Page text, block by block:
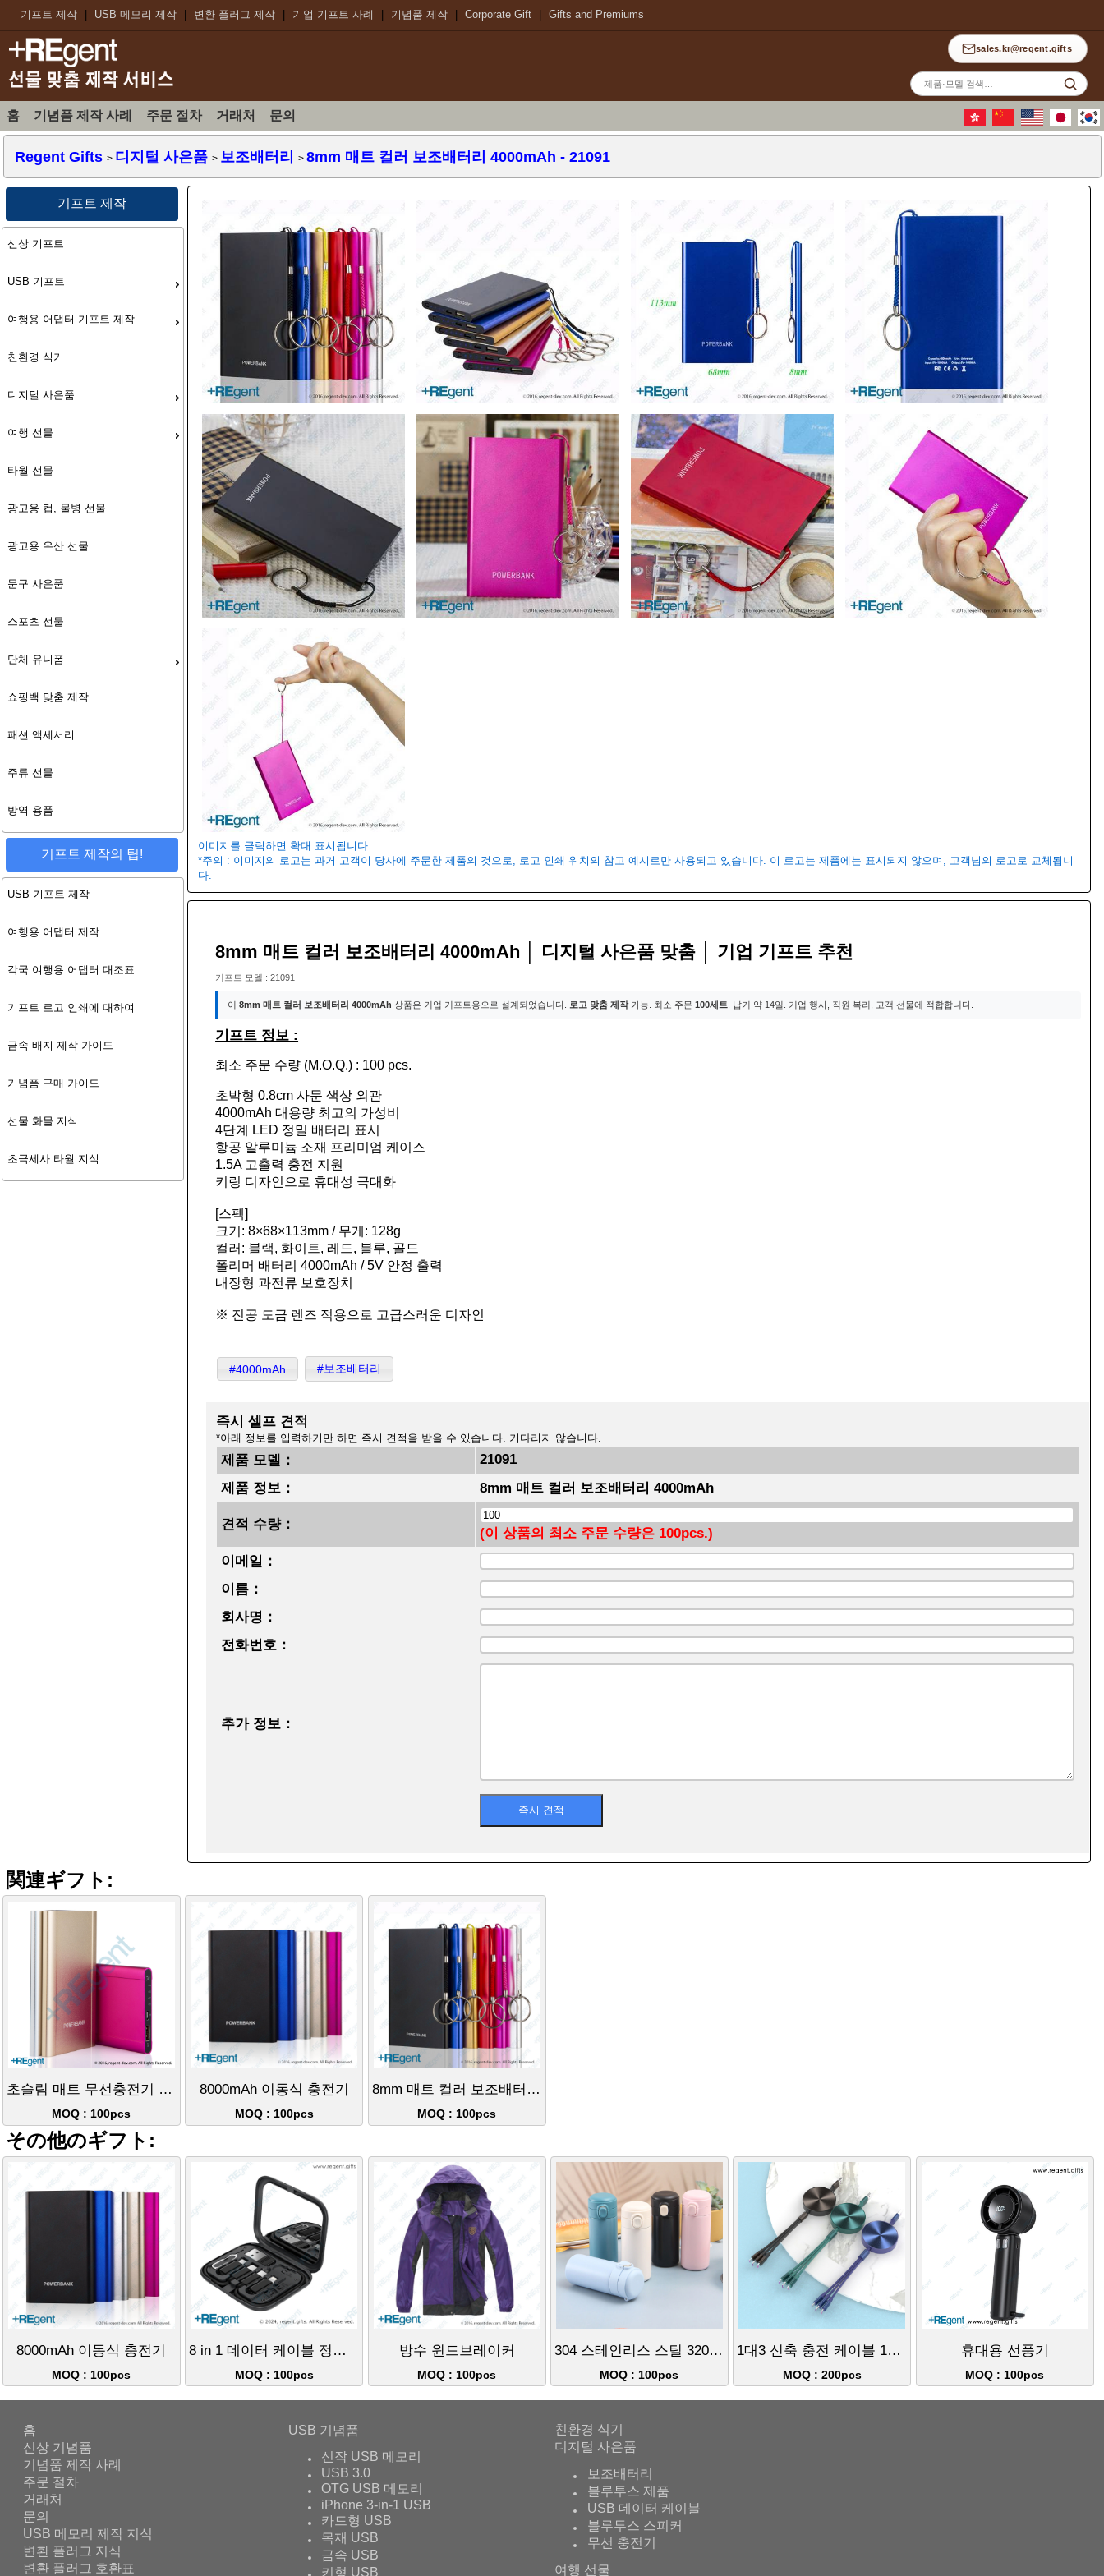
기프트 제작 USB 메모리 제작 변환 플러그 제작 기업 기프트 사례 기념품 제작 Corporate Gift Gifts and Premiums
sales.kr@regent.gifts
사
이
트
검
색
홈 기념품 제작 사례 주문 절차 거래처 문의
Regent Gifts > 디지털 사은품 > 보조배터리 >8mm 매트 컬러 보조배터리 4000mAh - 21091
기프트 제작
신상 기프트
USB 기프트
여행용 어댑터 기프트 제작
친환경 식기
디지털 사은품
여행 선물
타월 선물
광고용 컵, 물병 선물
광고용 우산 선물
문구 사은품
스포츠 선물
단체 유니폼
쇼핑백 맞춤 제작
패션 액세서리
주류 선물
방역 용품
기프트 제작의 팁!
USB 기프트 제작
여행용 어댑터 제작
각국 여행용 어댑터 대조표
기프트 로고 인쇄에 대하여
금속 배지 제작 가이드
기념품 구매 가이드
선물 화물 지식
초극세사 타월 지식
이미지를 클릭하면 확대 표시됩니다
*주의 : 이미지의 로고는 과거 고객이 당사에 주문한 제품의 것으로, 로고 인쇄 위치의 참고 예시로만 사용되고 있습니다. 이 로고는 제품에는 표시되지 않으며, 고객님의 로고로 교체됩니
다.
8mm 매트 컬러 보조배터리 4000mAh │ 디지털 사은품 맞춤 │ 기업 기프트 추천
기프트 모델 : 21091
이8mm 매트 컬러 보조배터리 4000mAh 상품은 기업 기프트용으로 설계되었습니다. 로고 맞춤 제작가능. 최소 주문100세트 . 납기 약 14일. 기업 행사, 직원 복리, 고객 선물에 적합합니다.
기프트 정보 :
최소 주문 수량 (M.O.Q.) : 100 pcs.
초박형 0.8cm 사문 색상 외관
4000mAh 대용량 최고의 가성비
4단계 LED 정밀 배터리 표시
항공 알루미늄 소재 프리미엄 케이스
1.5A 고출력 충전 지원
키링 디자인으로 휴대성 극대화
[스펙]
크기: 8×68×113mm / 무게: 128g
컬러: 블랙, 화이트, 레드, 블루, 골드
폴리머 배터리 4000mAh / 5V 안정 출력
내장형 과전류 보호장치
※ 진공 도금 렌즈 적용으로 고급스러운 디자인
#4000mAh #보조배터리
즉시 셀프 견적
*아래 정보를 입력하기만 하면 즉시 견적을 받을 수 있습니다. 기다리지 않습니다.
제품 모델：
21091
제품 정보：
8mm 매트 컬러 보조배터리 4000mAh
견적 수량：
(이 상품의 최소 주문 수량은 100pcs.)
이메일：
이름：
회사명：
전화번호：
추가 정보：
関連ギフト:
초슬림 매트 무선충전기 4000mAh
MOQ : 100pcs
8000mAh 이동식 충전기
MOQ : 100pcs
8mm 매트 컬러 보조배터리 4000mAh
MOQ : 100pcs
その他のギフト:
8000mAh 이동식 충전기
MOQ : 100pcs
8 in 1 데이터 케이블 정리함
MOQ : 100pcs
방수 윈드브레이커
MOQ : 100pcs
304 스테인리스 스틸 320ml 진공 보온병
MOQ : 100pcs
1대3 신축 충전 케이블 100W
MOQ : 200pcs
휴대용 선풍기
MOQ : 100pcs
홈
신상 기념품
기념품 제작 사례
주문 절차
거래처
문의
USB 메모리 제작 지식
변환 플러그 지식
변환 플러그 호환표
USB 기념품
신작 USB 메모리
USB 3.0
OTG USB 메모리
iPhone 3-in-1 USB
카드형 USB
목재 USB
금속 USB
키형 USB
친환경 식기
디지털 사은품
보조배터리
블루투스 제품
USB 데이터 케이블
블루투스 스피커
무선 충전기
여행 선물